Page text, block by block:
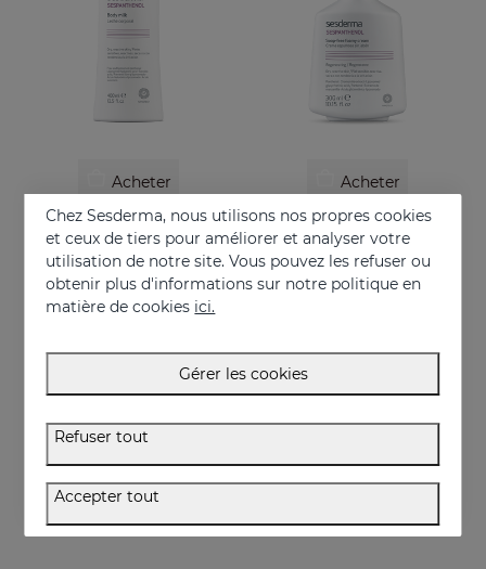
Acheter
SESPANTHENOL Lait Corporel
Lait corporel liposomé qui soulage les démangeaisons et les rougeurs des irritations cutanées
29.95 €
Acheter
22.95 €
Chez Sesderma, nous utilisons nos propres cookies
et ceux de tiers pour améliorer et analyser votre
utilisation de notre site. Vous pouvez les refuser ou
obtenir plus d'informations sur notre politique en
matière de cookies ici.
Gérer les cookies
Refuser tout
Accepter tout